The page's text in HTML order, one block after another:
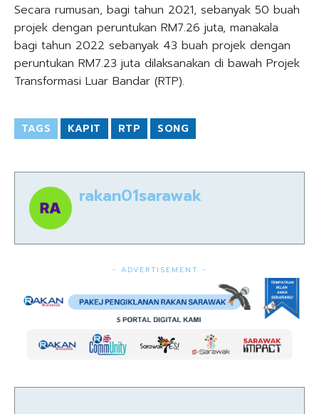
Secara rumusan, bagi tahun 2021, sebanyak 50 buah
projek dengan peruntukan RM7.26 juta, manakala
bagi tahun 2022 sebanyak 43 buah projek dengan
peruntukan RM7.23 juta dilaksanakan di bawah Projek
Transformasi Luar Bandar (RTP).
TAGS KAPIT RTP SONG
rakan01sarawak
- ADVERTISEMENT -